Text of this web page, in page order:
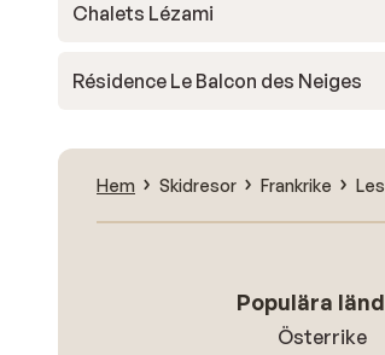
Chalets Lézami
Résidence Le Balcon des Neiges
Hem Skidresor Frankrike
Populära
Österrike